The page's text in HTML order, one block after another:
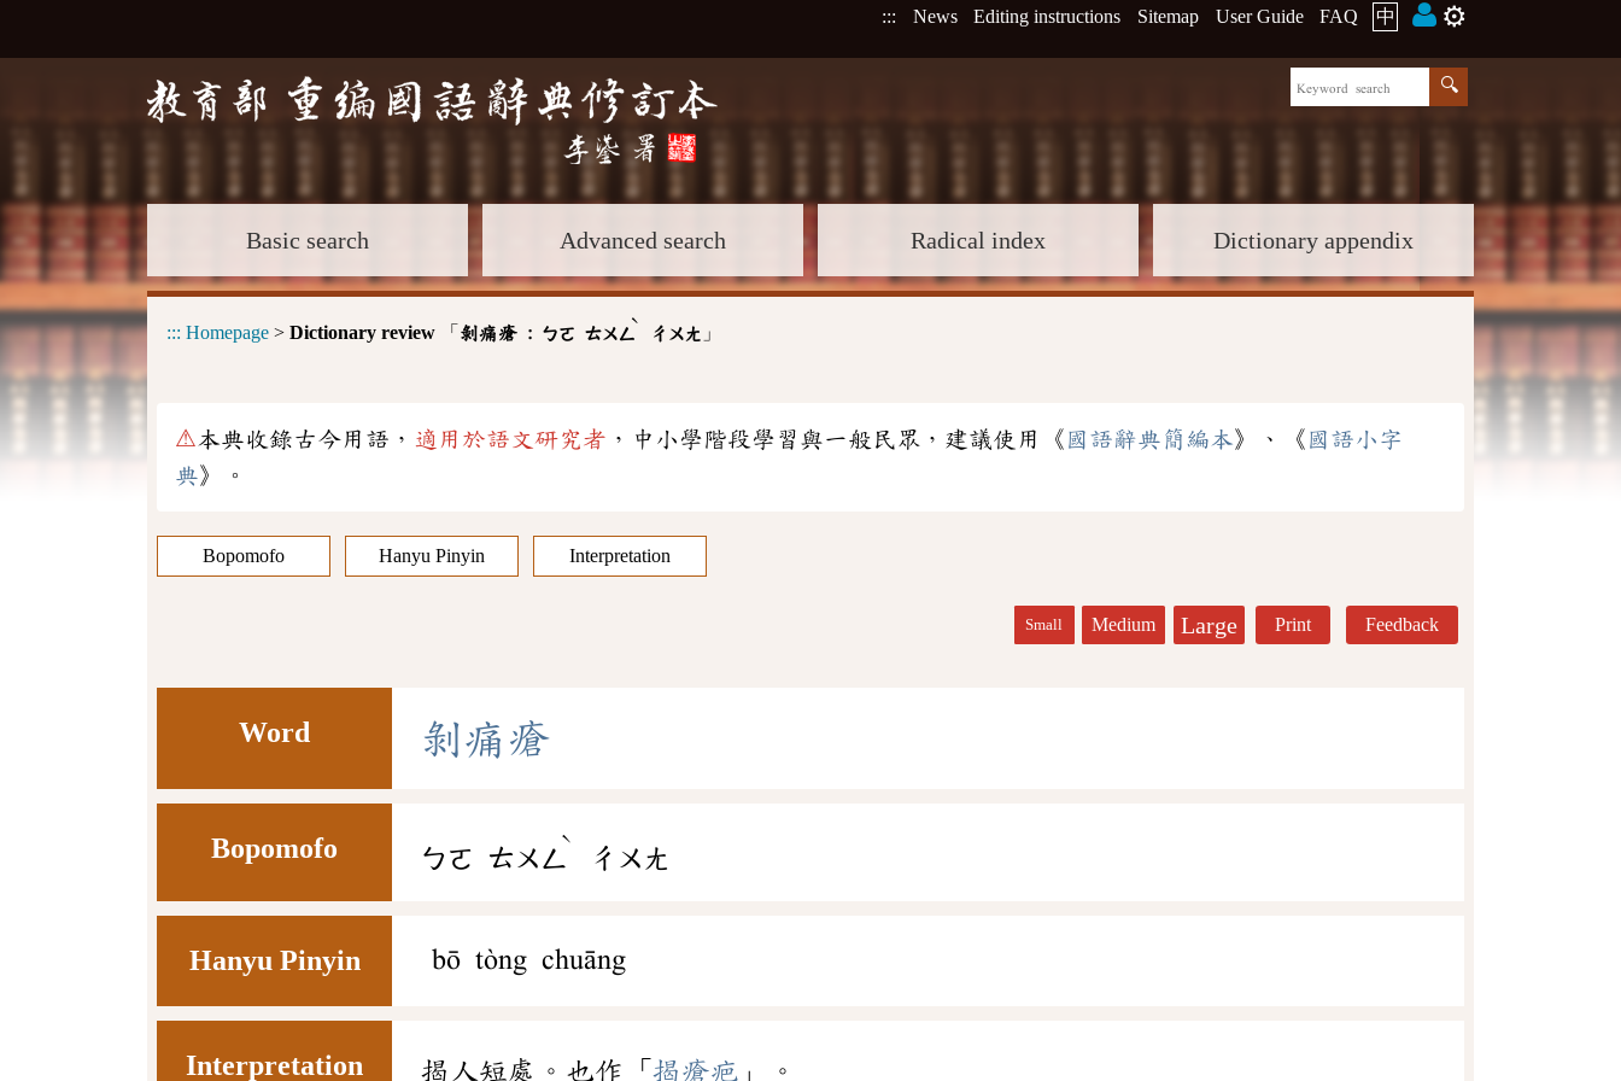
::: News Editing instructions Sitemap User Guide FAQ 中 ⚙️
Basic search Advanced search Radical index Dictionary appendix
::: Homepage > Dictionary review 「 剝痛瘡 : ㄅㄛ ㄊㄨㄥ
ˋ
ㄔㄨㄤ 」
⚠本典收錄古今用語， 適用於語文研究者 ，中小學階段學習與一般民眾，建議使用《 國語辭典簡編本》、《 國語小字
典》。
Bopomofo Hanyu Pinyin Interpretation
Small Medium Large Print Feedback
Word 剝痛 瘡
Bopomofo ㄅㄛ ㄊㄨㄥ
ˋ
ㄔㄨㄤ
Hanyu Pinyin bō tòng chuāng
Interpretation 揭人短處。也作「 揭瘡疤 」。